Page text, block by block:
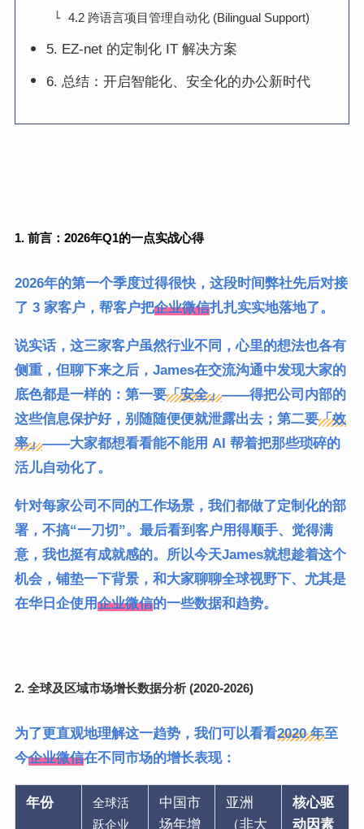
4.2 跨语言项目管理自动化 (Bilingual Support)
5. EZ-net 的定制化 IT 解决方案
6. 总结：开启智能化、安全化的办公新时代
1. 前言：2026年Q1的一点实战心得
2026年的第一个季度过得很快，这段时间弊社先后对接
了 3 家客户，帮客户把企业微信扎扎实实地落地了。
说实话，这三家客户虽然行业不同，心里的想法也各有
侧重，但聊下来之后，James在交流沟通中发现大家的
底色都是一样的：第一要「安全」——得把公司内部的
这些信息保护好，别随随便便就泄露出去；第二要「效
率」——大家都想看看能不能用 AI 帮着把那些琐碎的
活儿自动化了。
针对每家公司不同的工作场景，我们都做了定制化的部
署，不搞“一刀切”。最后看到客户用得顺手、觉得满
意，我也挺有成就感的。所以今天James就想趁着这个
机会，铺垫一下背景，和大家聊聊全球视野下、尤其是
在华日企使用企业微信的一些数据和趋势。
2. 全球及区域市场增长数据分析 (2020-2026)
为了更直观地理解这一趋势，我们可以看看2020 年至
今企业微信在不同市场的增长表现：
年份
全球活
跃企业
中国市
场年增
亚洲
（非大
核心驱
动因素